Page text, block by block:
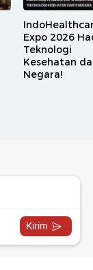
Expo 2026
Teknologi
Kesehatan
Negara!